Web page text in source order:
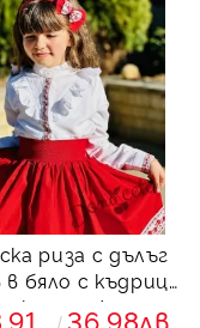
риза с дълъг
в бяло с къдрици
етно
36.98лв.